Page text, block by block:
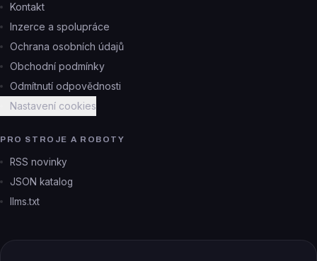
Kontakt
Inzerce a spolupráce
Ochrana osobních údajů
Obchodní podmínky
Odmítnutí odpovědnosti
Nastavení cookies
PRO STROJE A ROBOTY
RSS novinky
JSON katalog
llms.txt